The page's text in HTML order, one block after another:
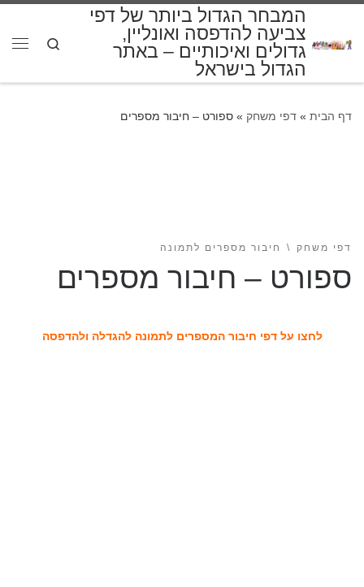
המבחר הגדול ביותר של דפי
צביעה להדפסה ואונליין,
גדולים ואיכותיים – באתר
הגדול בישראל
Search
דף הבית » דפי משחק » ספורט – חיבור מספרים
דפי משחק חיבור מספרים לתמונה
ספורט – חיבור מספרים
לחצו על דפי חיבור המספרים לתמונה להגדלה ולהדפסה